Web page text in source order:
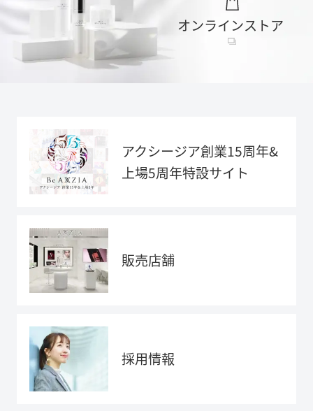
オンラインストア
アクシージア創業15周年&
上場5周年特設サイト
販売店舗
採用情報